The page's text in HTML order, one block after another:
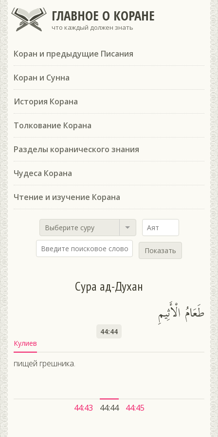
ГЛАВНОЕ О КОРАНЕ
что каждый должен знать
Коран и предыдущие Писания
Коран и Сунна
История Корана
Толкование Корана
Разделы коранического знания
Чудеса Корана
Чтение и изучение Корана
Выберите суру
Показать
Сура ад-Духан
طَعَامُ الْأَثِيمِ
44:44
Кулиев
пищей грешника.
44:43 44:44 44:45